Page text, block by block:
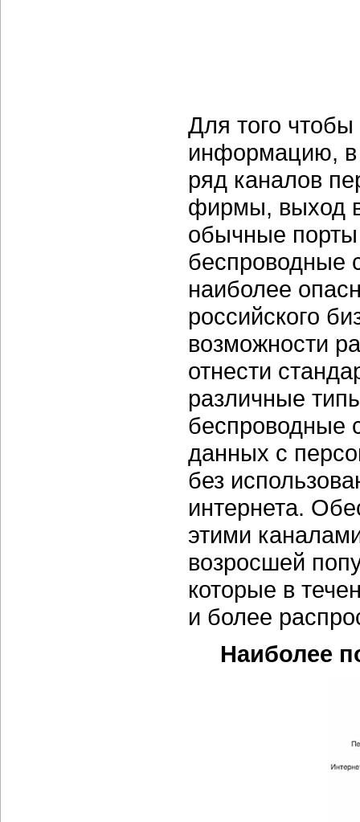
Для того
информацию, в
ряд каналов
фирмы, выход
обычные порты
беспроводные
наиболее
российского
возможности
отнести
различные
беспроводные
данных с
без
интернета.
этими
возросшей
которые в
и более
Наиболее